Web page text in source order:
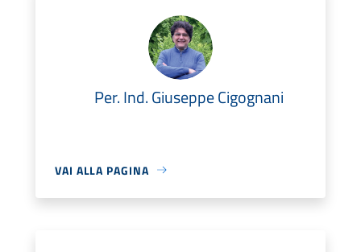
Per. Ind. Giuseppe Cigognani
VAI ALLA PAGINA